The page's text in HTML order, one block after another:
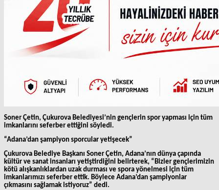
Soner Çetin, Çukurova Belediyesi’nin gençlerin spor yapması için tüm
imkanlarını seferber ettiğini söyledi.
“Adana’dan şampiyon sporcular yetişecek”
Çukurova Belediye Başkanı Soner Çetin, Adana’nın dünya çapında
kültür ve sanat insanları yetiştirdiğini belirterek, “Bizler gençlerimizin
kötü alışkanlıklardan uzak durması ve spora yönelmesi için tüm
imkanlarımızı seferber ettik. Böylece Adana’dan şampiyonlar
çıkmasını sağlamak istiyoruz” dedi.